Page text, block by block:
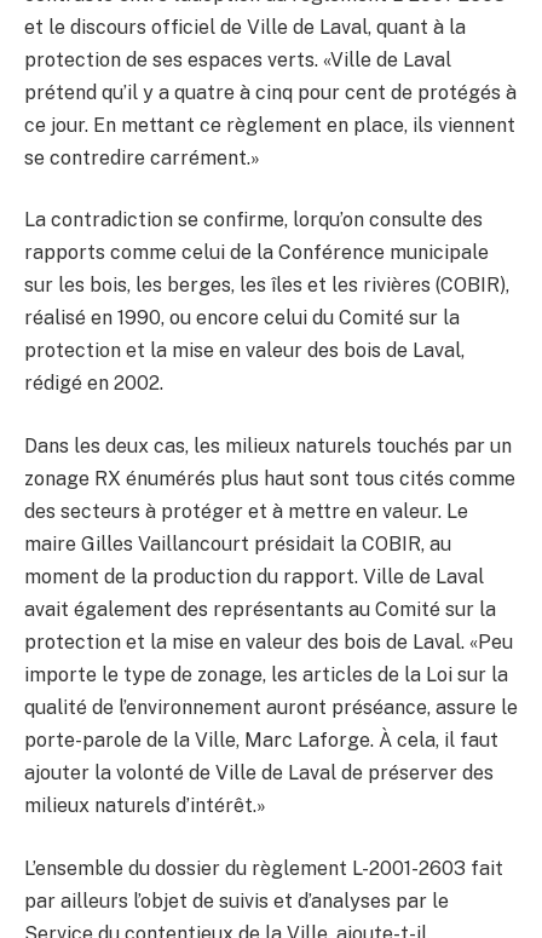
et le discours officiel de Ville de Laval, quant à la
protection de ses espaces verts. «Ville de Laval
prétend qu’il y a quatre à cinq pour cent de protégés à
ce jour. En mettant ce règlement en place, ils viennent
se contredire carrément.»
La contradiction se confirme, lorqu’on consulte des
rapports comme celui de la Conférence municipale
sur les bois, les berges, les îles et les rivières (COBIR),
réalisé en 1990, ou encore celui du Comité sur la
protection et la mise en valeur des bois de Laval,
rédigé en 2002.
Dans les deux cas, les milieux naturels touchés par un
zonage RX énumérés plus haut sont tous cités comme
des secteurs à protéger et à mettre en valeur. Le
maire Gilles Vaillancourt présidait la COBIR, au
moment de la production du rapport. Ville de Laval
avait également des représentants au Comité sur la
protection et la mise en valeur des bois de Laval. «Peu
importe le type de zonage, les articles de la Loi sur la
qualité de l’environnement auront préséance, assure le
porte-parole de la Ville, Marc Laforge. À cela, il faut
ajouter la volonté de Ville de Laval de préserver des
milieux naturels d’intérêt.»
L’ensemble du dossier du règlement L-2001-2603 fait
par ailleurs l’objet de suivis et d’analyses par le
Service du contentieux de la Ville, ajoute-t-il.